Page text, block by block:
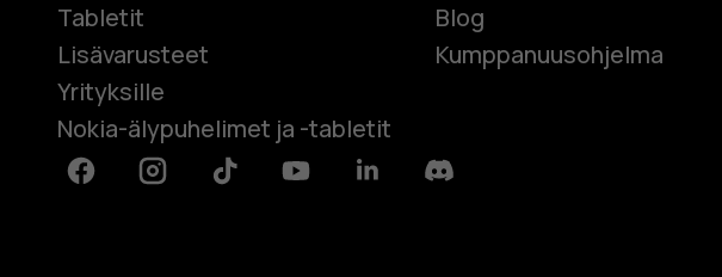
Tabletit
Lisävarusteet
Yrityksille
Nokia-älypuhelimet ja -tabletit
Blog
Kumppanuusohjelma
FacebookInstagramTiktok YoutubeLinkedinDiscord